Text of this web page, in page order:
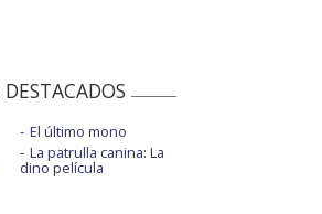
El último mono
La patrulla canina: La
dino película